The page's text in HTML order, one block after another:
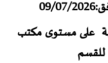
على مستوى مكتب